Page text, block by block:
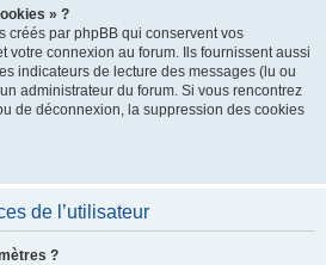
» ?
créés par phpBB qui conservent vos
votre connexion au forum. Ils fournissent aussi
indicateurs de lecture des messages (lu ou
administrateur du forum. Si vous rencontrez
de déconnexion, la suppression des cookies
de l’utilisateur
?